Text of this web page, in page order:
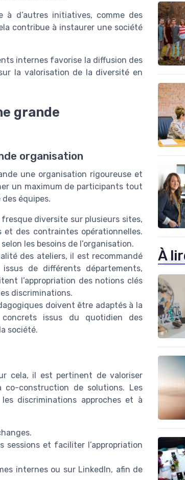
à d’autres initiatives, comme des
contribue à instaurer une société
internes favorise la diffusion des
la valorisation de la diversité en
grande
organisation
une organisation rigoureuse et
un maximum de participants tout
équipes.
diversite sur plusieurs sites,
des contraintes opérationnelles.
les besoins de l’organisation.
des ateliers, il est recommandé
de différents départements,
l’appropriation des notions clés
discriminations.
doivent être adaptés à la
concrets issus du quotidien des
société.
cela, il est pertinent de valoriser
co-construction de solutions. Les
discriminations approches et à
sessions et faciliter l’appropriation
internes ou sur LinkedIn, afin de
À